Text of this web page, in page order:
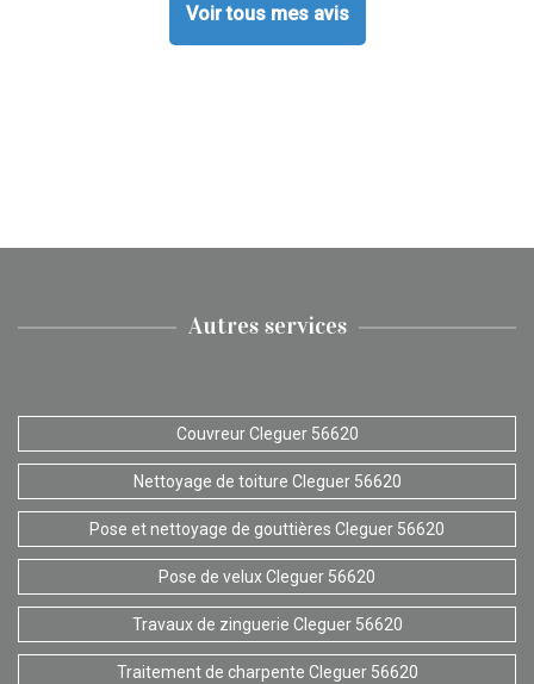
Voir tous mes avis
Autres services
Couvreur Cleguer 56620
Nettoyage de toiture Cleguer 56620
Pose et nettoyage de gouttières Cleguer 56620
Pose de velux Cleguer 56620
Travaux de zinguerie Cleguer 56620
Traitement de charpente Cleguer 56620